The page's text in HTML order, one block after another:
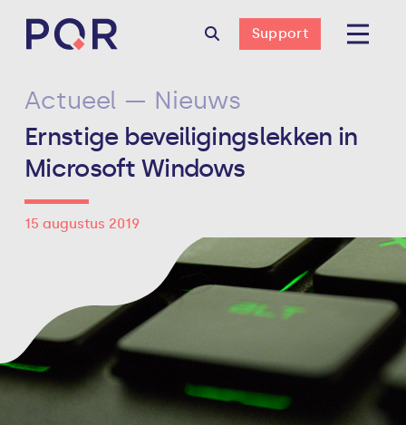
Support
Actueel — Nieuws
Ernstige beveiligingslekken in
Microsoft Windows
15 augustus 2019